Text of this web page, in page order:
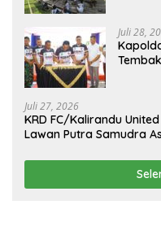
Juli 28,
Juli 27, 2026
KRD FC/Kalirandu
Lawan Putra Samudra